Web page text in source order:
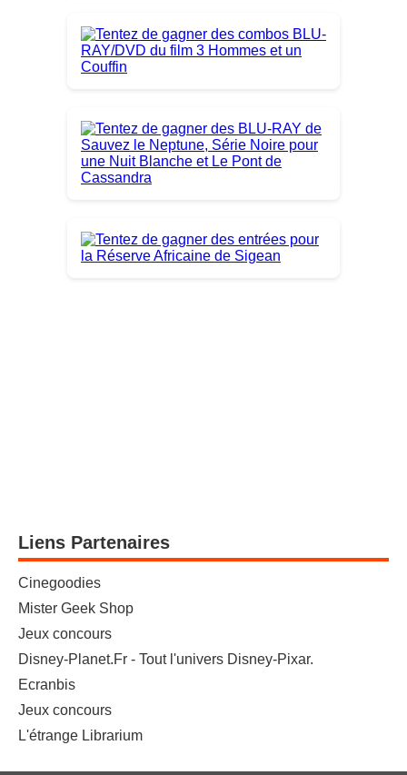
Liens Partenaires
Cinegoodies
Mister Geek Shop
Jeux concours
Disney-Planet.Fr - Tout l'univers Disney-Pixar.
Ecranbis
Jeux concours
L'étrange Librarium